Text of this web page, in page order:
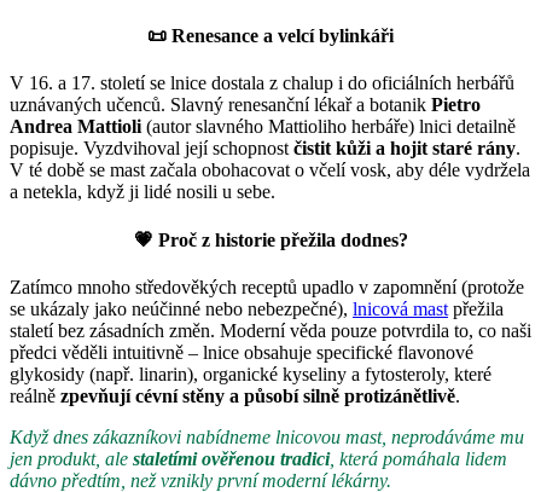
📜 Renesance a velcí bylinkáři
V 16. a 17. století se lnice dostala z chalup i do oficiálních herbářů
uznávaných učenců. Slavný renesanční lékař a botanik Pietro
Andrea Mattioli(autor slavného Mattioliho herbáře) lnici detailně
popisuje. Vyzdvihoval její schopnostčistit kůži a hojit staré rány.
V té době se mast začala obohacovat o včelí vosk, aby déle vydržela
a netekla, když ji lidé nosili u sebe.
💗 Proč z historie přežila dodnes?
Zatímco mnoho středověkých receptů upadlo v zapomnění (protože
se ukázaly jako neúčinné nebo nebezpečné), lnicová mast přežila
staletí bez zásadních změn. Moderní věda pouze potvrdila to, co naši
předci věděli intuitivně – lnice obsahuje specifické flavonové
glykosidy (např. linarin), organické kyseliny a fytosteroly, které
reálně zpevňují cévní stěny a působí silně protizánětlivě.
Když dnes zákazníkovi nabídneme lnicovou mast, neprodáváme mu
jen produkt, ale staletími ověřenou tradici, která pomáhala lidem
dávno předtím, než vznikly první moderní lékárny.